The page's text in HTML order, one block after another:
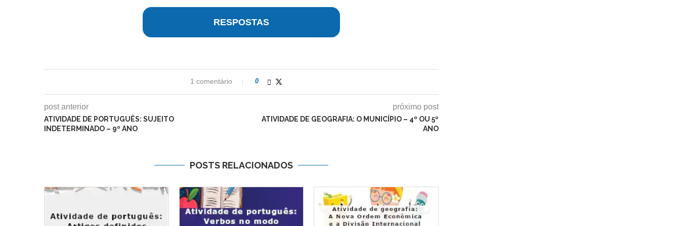
RESPOSTAS
1 comentário 0
post anterior
ATIVIDADE DE PORTUGUÊS: SUJEITO
INDETERMINADO – 9º ANO
próximo post
ATIVIDADE DE GEOGRAFIA: O MUNICÍPIO – 4º OU 5º
ANO
POSTS RELACIONADOS